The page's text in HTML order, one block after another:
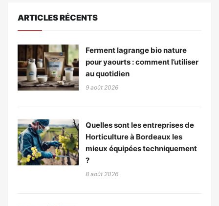
ARTICLES RÉCENTS
Ferment lagrange bio nature
pour yaourts : comment l’utiliser
au quotidien
9 août 2026
Quelles sont les entreprises de
Horticulture à Bordeaux les
mieux équipées techniquement
?
8 août 2026